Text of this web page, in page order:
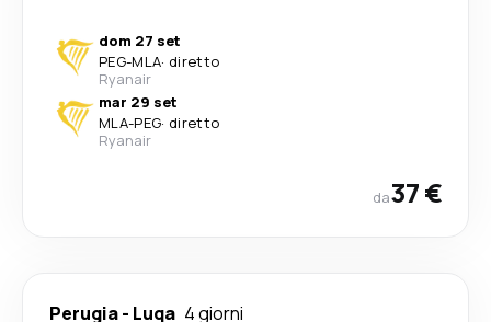
dom 27 set
PEG-MLA· diretto
Ryanair
mar 29 set
MLA-PEG· diretto
Ryanair
da37 €
Perugia- Luqa 4 giorni